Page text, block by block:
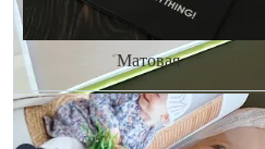
Матовая